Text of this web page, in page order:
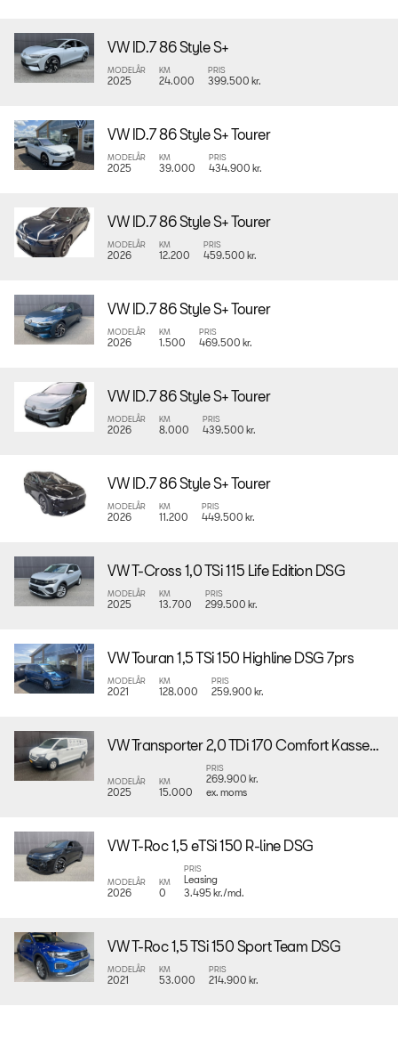
VW ID.7 86 Style S+
MODELÅR
2025
KM
24.000
PRIS
399.500 kr.
VW ID.7 86 Style S+ Tourer
MODELÅR
2025
KM
39.000
PRIS
434.900 kr.
VW ID.7 86 Style S+ Tourer
MODELÅR
2026
KM
12.200
PRIS
459.500 kr.
VW ID.7 86 Style S+ Tourer
MODELÅR
2026
KM
1.500
PRIS
469.500 kr.
VW ID.7 86 Style S+ Tourer
MODELÅR
2026
KM
8.000
PRIS
439.500 kr.
VW ID.7 86 Style S+ Tourer
MODELÅR
2026
KM
11.200
PRIS
449.500 kr.
VW T-Cross 1,0 TSi 115 Life Edition DSG
MODELÅR
2025
KM
13.700
PRIS
299.500 kr.
VW Touran 1,5 TSi 150 Highline DSG 7prs
MODELÅR
2021
KM
128.000
PRIS
259.900 kr.
VW Transporter 2,0 TDi 170 Comfort Kassevogn aut. LWB
MODELÅR
2025
KM
15.000
PRIS
269.900 kr.
ex. moms
VW T-Roc 1,5 eTSi 150 R-line DSG
MODELÅR
2026
KM
0
PRIS
Leasing
3.495 kr./md.
VW T-Roc 1,5 TSi 150 Sport Team DSG
MODELÅR
2021
KM
53.000
PRIS
214.900 kr.